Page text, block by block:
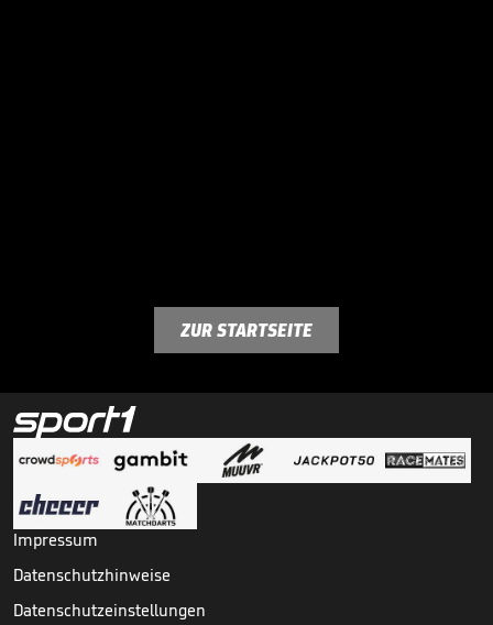
ZUR STARTSEITE
Impressum
Datenschutzhinweise
Datenschutzeinstellungen